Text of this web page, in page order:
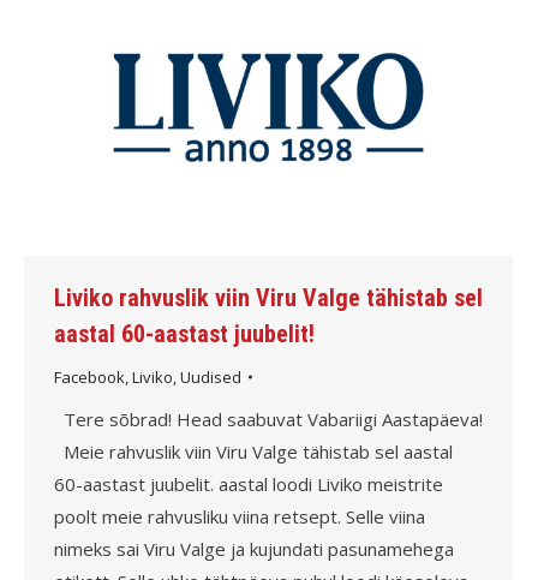
Liviko rahvuslik viin Viru Valge tähistab sel
aastal 60-aastast juubelit!
Facebook,Liviko,Uudised
Tere sõbrad! Head saabuvat Vabariigi Aastapäeva!
Meie rahvuslik viin Viru Valge tähistab sel aastal
60-aastast juubelit. aastal loodi Liviko meistrite
poolt meie rahvusliku viina retsept. Selle viina
nimeks sai Viru Valge ja kujundati pasunamehega